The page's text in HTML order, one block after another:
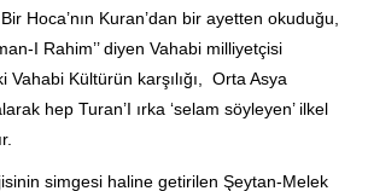
Hoca’nın Kuran’dan bir ayetten okuduğu,
I Rahim’’ diyen Vahabi milliyetçisi
Vahabi Kültürün karşılığı, Orta Asya
hep Turan’I ırka ‘selam söyleyen’ ilkel
simgesi haline getirilen Şeytan-Melek